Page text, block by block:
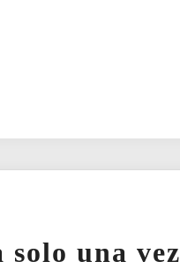
una vez